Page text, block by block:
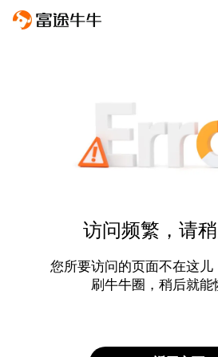
访问频繁，请
您所要访问的页面不在这儿
刷牛牛圈，稍后就能